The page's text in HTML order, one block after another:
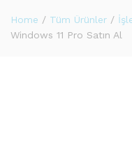
Home / Tüm Ürünler /
Windows 11 Pro Satın Al